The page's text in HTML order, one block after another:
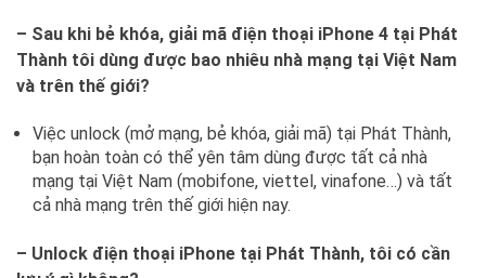
– Sau khi bẻ khóa, giải mã điện thoại iPhone 4 tại Phát
Thành tôi dùng được bao nhiêu nhà mạng tại Việt Nam
và trên thế giới?
Việc unlock (mở mạng, bẻ khóa, giải mã) tại Phát Thành,
bạn hoàn toàn có thể yên tâm dùng được tất cả nhà
mạng tại Việt Nam (mobifone, viettel, vinafone…) và tất
cả nhà mạng trên thế giới hiện nay.
– Unlock điện thoại iPhone tại Phát Thành, tôi có cần